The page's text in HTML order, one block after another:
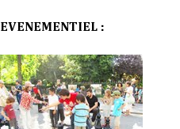
EVENEMENTIEL :